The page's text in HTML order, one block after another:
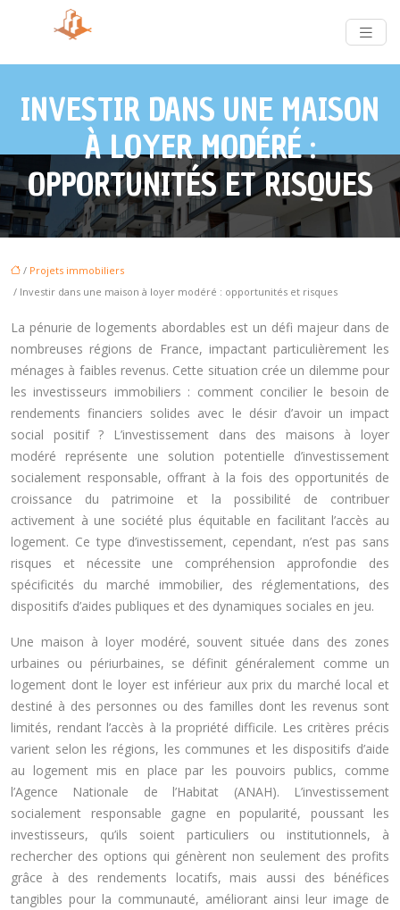
INVESTIR DANS UNE MAISON
À LOYER MODÉRÉ :
OPPORTUNITÉS ET RISQUES
/ Projets immobiliers
/ Investir dans une maison à loyer modéré : opportunités et risques
La pénurie de logements abordables est un défi majeur dans de
nombreuses régions de France, impactant particulièrement les
ménages à faibles revenus. Cette situation crée un dilemme pour
les investisseurs immobiliers : comment concilier le besoin de
rendements financiers solides avec le désir d’avoir un impact
social positif ? L’investissement dans des maisons à loyer
modéré représente une solution potentielle d’investissement
socialement responsable, offrant à la fois des opportunités de
croissance du patrimoine et la possibilité de contribuer
activement à une société plus équitable en facilitant l’accès au
logement. Ce type d’investissement, cependant, n’est pas sans
risques et nécessite une compréhension approfondie des
spécificités du marché immobilier, des réglementations, des
dispositifs d’aides publiques et des dynamiques sociales en jeu.
Une maison à loyer modéré, souvent située dans des zones
urbaines ou périurbaines, se définit généralement comme un
logement dont le loyer est inférieur aux prix du marché local et
destiné à des personnes ou des familles dont les revenus sont
limités, rendant l’accès à la propriété difficile. Les critères précis
varient selon les régions, les communes et les dispositifs d’aide
au logement mis en place par les pouvoirs publics, comme
l’Agence Nationale de l’Habitat (ANAH). L’investissement
socialement responsable gagne en popularité, poussant les
investisseurs, qu’ils soient particuliers ou institutionnels, à
rechercher des options qui génèrent non seulement des profits
grâce à des rendements locatifs, mais aussi des bénéfices
tangibles pour la communauté, améliorant ainsi leur image de